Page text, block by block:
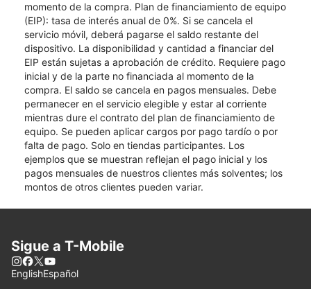
momento de la compra. Plan de financiamiento de equipo
(EIP): tasa de interés anual de 0%. Si se cancela el
servicio móvil, deberá pagarse el saldo restante del
dispositivo. La disponibilidad y cantidad a financiar del
EIP están sujetas a aprobación de crédito. Requiere pago
inicial y de la parte no financiada al momento de la
compra. El saldo se cancela en pagos mensuales. Debe
permanecer en el servicio elegible y estar al corriente
mientras dure el contrato del plan de financiamiento de
equipo. Se pueden aplicar cargos por pago tardío o por
falta de pago. Solo en tiendas participantes. Los
ejemplos que se muestran reflejan el pago inicial y los
pagos mensuales de nuestros clientes más solventes; los
montos de otros clientes pueden variar.